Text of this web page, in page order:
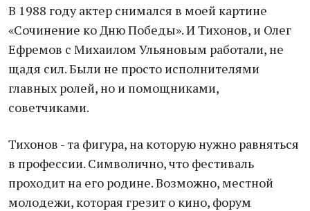
В 1988 году актер снимался в моей картине
«Сочинение ко Дню Победы». И Тихонов, и Олег
Ефремов с Михаилом Ульяновым работали, не
щадя сил. Были не просто исполнителями
главных ролей, но и помощниками,
советчиками.
Тихонов - та фигура, на которую нужно равняться
в профессии. Символично, что фестиваль
проходит на его родине. Возможно, местной
молодежи, которая грезит о кино, форум